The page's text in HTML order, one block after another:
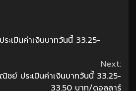
ะเมินค่าเงินบาทวันนี้ 33.25-
Next:
ชย์ ประเมินค่าเงินบาทวันนี้ 33.25-
33.50 บาท/ดอลลาร์